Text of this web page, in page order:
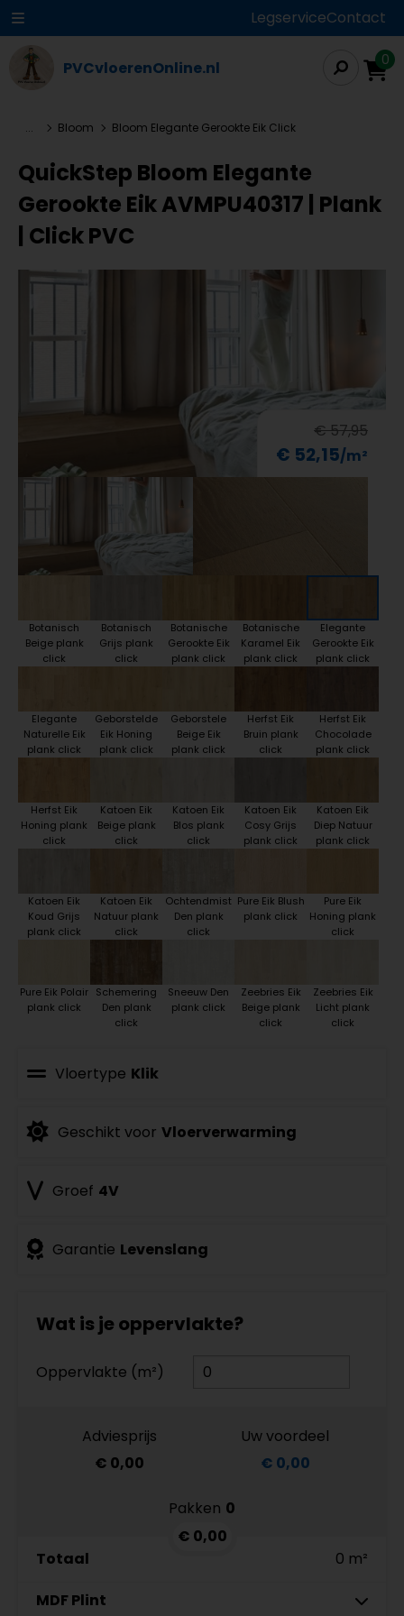
LegserviceContact
PVCvloerenOnline.nl 0
... Bloom Bloom Elegante Gerookte Eik Click
QuickStep Bloom Elegante
Gerookte Eik AVMPU40317 | Plank
| Click PVC
€ 57,95
€ 52,15
Botanisch
Beige plank
click
Botanisch
Grijs plank
click
Botanische
Gerookte Eik
plank click
Botanische
Karamel Eik
plank click
Elegante
Gerookte Eik
plank click
Elegante
Naturelle Eik
plank click
Geborstelde
Eik Honing
plank click
Geborstele
Beige Eik
plank click
Herfst Eik
Bruin plank
click
Herfst Eik
Chocolade
plank click
Herfst Eik
Honing plank
click
Katoen Eik
Beige plank
click
Katoen Eik
Blos plank
click
Katoen Eik
Cosy Grijs
plank click
Katoen Eik
Diep Natuur
plank click
Katoen Eik
Koud Grijs
plank click
Katoen Eik
Natuur plank
click
Ochtendmist
Den plank
click
Pure Eik Blush
plank click
Pure Eik
Honing plank
click
Pure Eik Polair
plank click
Schemering
Den plank
click
Sneeuw Den
plank click
Zeebries Eik
Beige plank
click
Zeebries Eik
Licht plank
click
Vloertype Klik
Geschikt voor Vloerverwarming
Groef 4V
Garantie Levenslang
Wat is je oppervlakte?
Oppervlakte (m²)
Adviesprijs
€ 0,00
Uw voordeel
€ 0,00
Pakken 0
€ 0,00
Totaal
0 m²
MDF Plint